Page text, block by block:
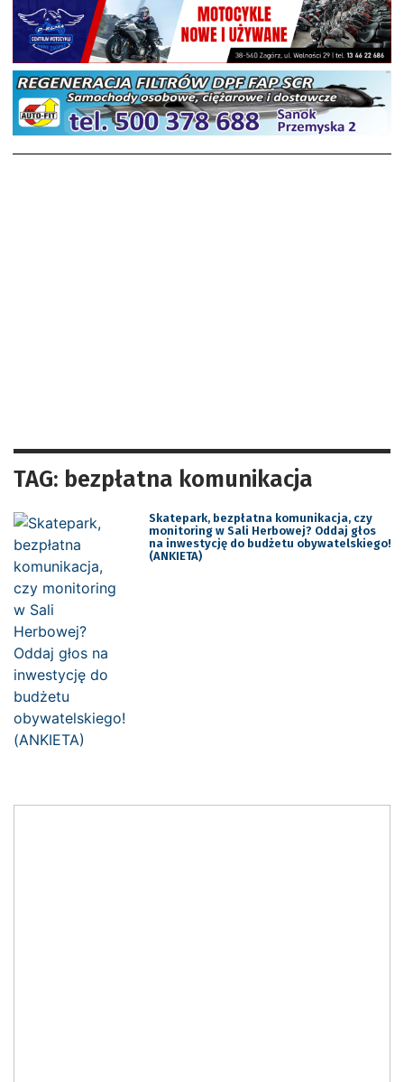
TAG: bezpłatna komunikacja
Skatepark, bezpłatna komunikacja, czy
monitoring w Sali Herbowej? Oddaj głos
na inwestycję do budżetu obywatelskiego!
(ANKIETA)